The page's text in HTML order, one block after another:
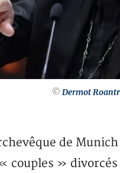
©Dermot
de
couples »